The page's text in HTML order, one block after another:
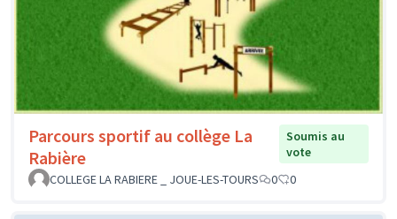
Parcours sportif au collège La
Rabière
Soumis au
vote
COLLEGE LA RABIERE _ JOUE-LES-TOURS
0 0